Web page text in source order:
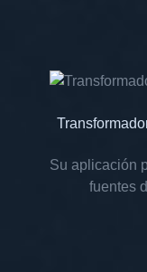
Su aplicación
fuentes